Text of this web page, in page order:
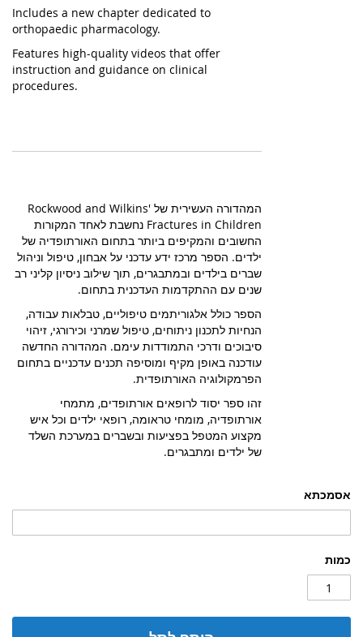
אסמכתא
כמות
Includes a new chapter dedicated to
orthopaedic pharmacology.
Features high-quality videos that offer
instruction and guidance on clinical
procedures.
המהדורה העשירית של Rockwood and Wilkins'
Fractures in Children נחשבת לאחד המקורות
החשובים והמקיפים ביותר בתחום האורתופדיה של
ילדים. הספר מרכז ידע עדכני על אבחון, טיפול וניהול
שברים בילדים ובמתבגרים, תוך שילוב ניסיון קליני רב
שנים עם ההתקדמות העדכנית בתחום.
הספר כולל אלגוריתמים טיפוליים, טבלאות עבודה,
הנחיות לתכנון ניתוחים, טיפול שמרני וכירורגי, זיהוי
סיבוכים ודרכי התמודדות עימם. המהדורה החדשה
עודכנה באופן מקיף ומוסיפה תכנים עדכניים בתחום
הפרמקולוגיה האורתופדית.
זהו ספר יסוד לרופאים אורתופדים, מתמחי
אורתופדיה, מומחי טראומה, רופאי ילדים וכל איש
מקצוע המטפל בפציעות ובשברים במערכת השלד
של ילדים ומתבגרים.